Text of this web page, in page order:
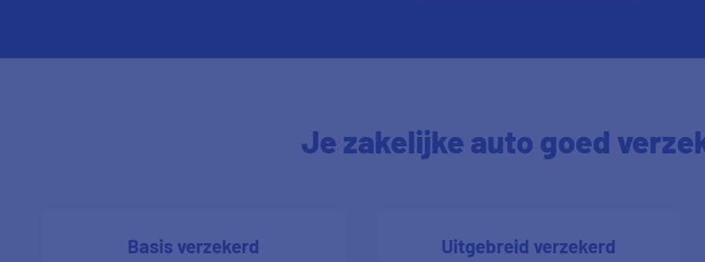
Je zakelijke auto goed
Basis verzekerd Uitgebreid verzekerd